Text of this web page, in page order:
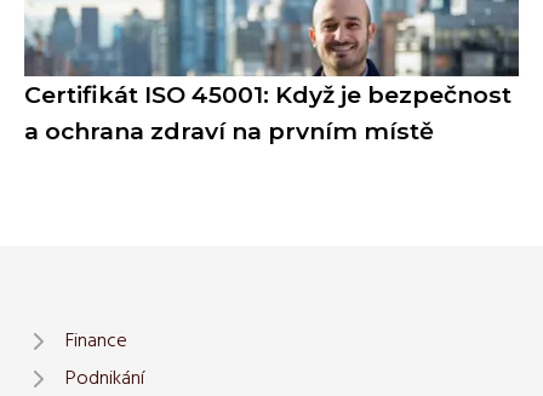
Certifikát ISO 45001: Když je bezpečnost
a ochrana zdraví na prvním místě
Finance
Podnikání